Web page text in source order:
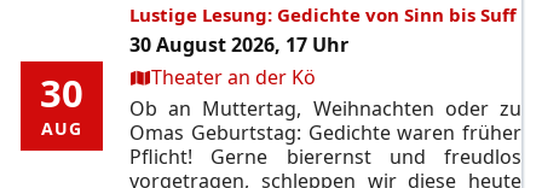
30
AUG
30
AUG
Lustige Lesung: Gedichte von Sinn bis Suff
30 August 2026, 17 Uhr
Ort:Theater an der Kö
Ob an Muttertag, Weihnachten oder zu
Omas Geburtstag: Gedichte waren früher
Pflicht! Gerne bierernst und freudlos
vorgetragen, schleppen wir diese heute